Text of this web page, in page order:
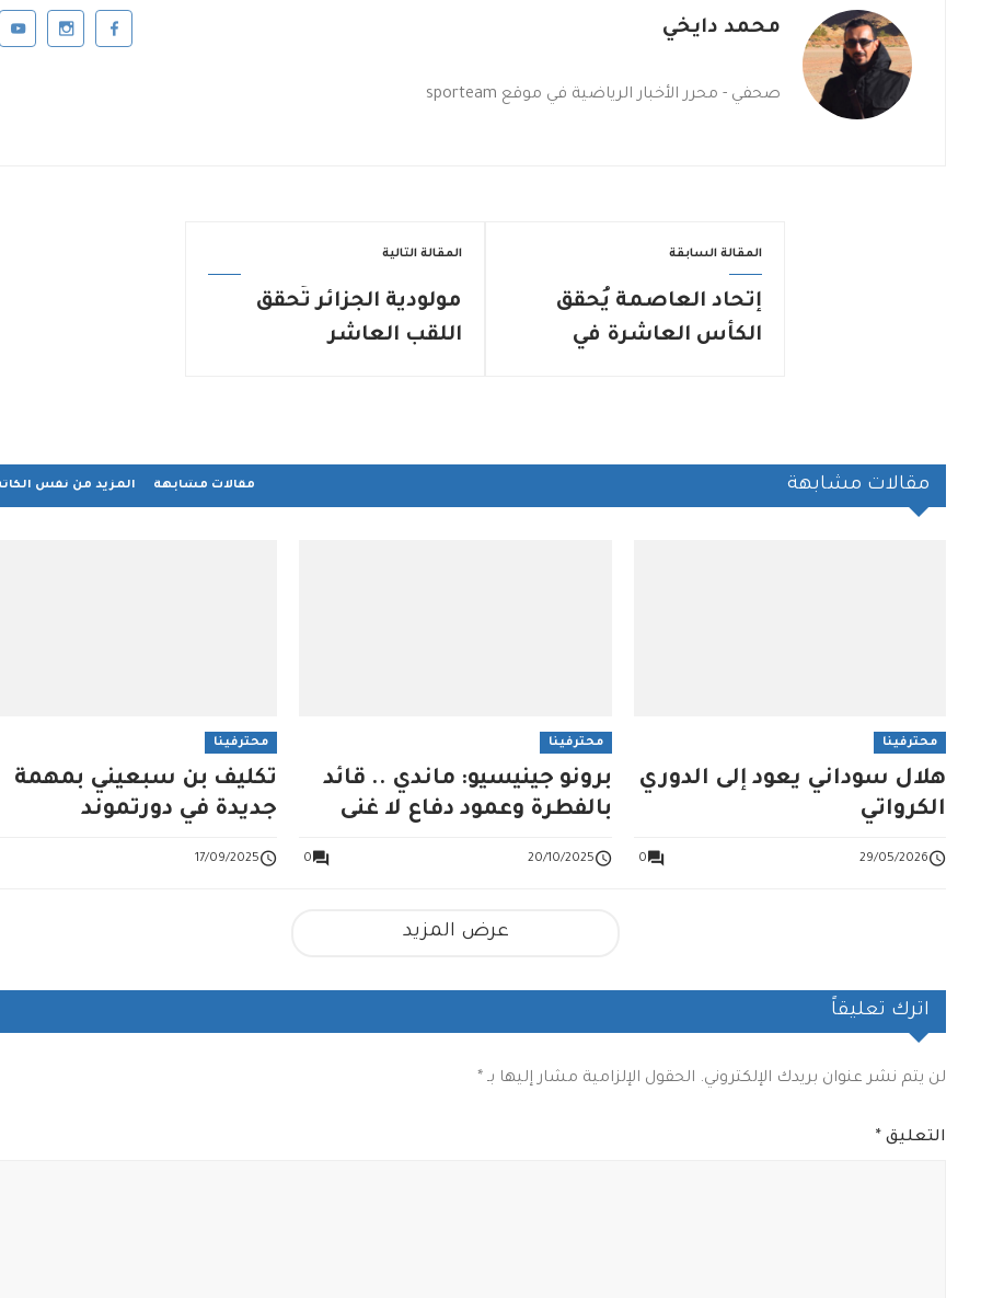
محمد دايخي
صحفي - محرر الأخبار الرياضية في موقع sporteam
المقالة السابقة
إتحاد العاصمة يُحقق
الكأس العاشرة في
المقالة التالية
مولودية الجزائر تُحقق
اللقب العاشر
مقالات مشابهة مقالات مشابهة المزيد من نفس
محترفينا
هلال سوداني يعود إلى الدوري
الكرواتي
29/05/2026
0
محترفينا
برونو جينيسيو: ماندي .. قائد
بالفطرة وعمود دفاع لا غنى
20/10/2025
0
محترفينا
تكليف بن سبعيني بمهمة
جديدة في دورتموند
17/09/2025
عرض المزيد
اترك تعليقاً
لن يتم نشر عنوان بريدك الإلكتروني. الحقول الإلزامية مشار إليها بـ *
التعليق *